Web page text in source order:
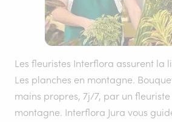
Les fleuristes Interflora assurent la
Les planches en montagne.
mains propres, 7j/7, par un
montagne. Interflora Jura vous